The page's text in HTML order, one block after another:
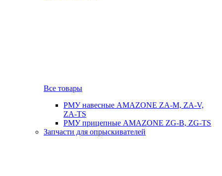
Все товары
РМУ навесные AMAZONE ZA-M, ZA-V,
ZA-TS
РМУ прицепные AMAZONE ZG-B, ZG-TS
Запчасти для опрыскивателей